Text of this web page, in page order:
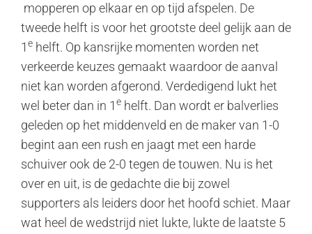
mopperen op elkaar en op tijd afspelen. De
tweede helft is voor het grootste deel gelijk aan de
1 e helft. Op kansrijke momenten worden net
verkeerde keuzes gemaakt waardoor de aanval
niet kan worden afgerond. Verdedigend lukt het
wel beter dan in 1 e helft. Dan wordt er balverlies
geleden op het middenveld en de maker van 1-0
begint aan een rush en jaagt met een harde
schuiver ook de 2-0 tegen de touwen. Nu is het
over en uit, is de gedachte die bij zowel
supporters als leiders door het hoofd schiet. Maar
wat heel de wedstrijd niet lukte, lukte de laatste 5